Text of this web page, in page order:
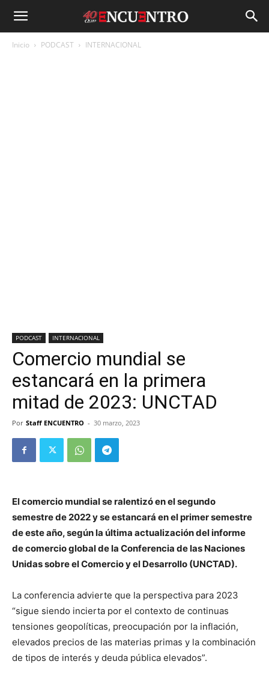
Inicio PODCAST INTERNACIONAL
PODCAST INTERNACIONAL
Comercio mundial se
estancará en la primera
mitad de 2023: UNCTAD
Por Staff ENCUENTRO - 30 marzo, 2023
El comercio mundial se ralentizó en el segundo
semestre de 2022 y se estancará en el primer semestre
de este año, según la última actualización del informe
de comercio global de la Conferencia de las Naciones
Unidas sobre el Comercio y el Desarrollo (UNCTAD).
La conferencia advierte que la perspectiva para 2023
“sigue siendo incierta por el contexto de continuas
tensiones geopolíticas, preocupación por la inflación,
elevados precios de las materias primas y la combinación
de tipos de interés y deuda pública elevados”.